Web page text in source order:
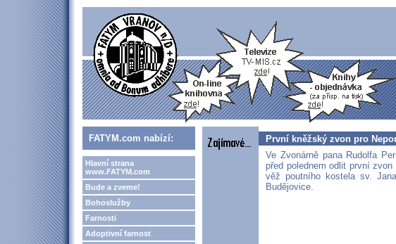
FATYM.com nabízí:
Hlavní strana
www.FATYM.com
Bude a zveme!
Bohoslužby
Farnosti
Adoptivní farnost
První kněžský zvon pro
Ve Zvonárně pana Rudolfa
před polednem odlit první
věž poutního kostela sv.
Budějovice.